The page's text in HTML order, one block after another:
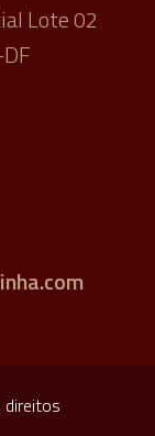
Lote 02
direitos